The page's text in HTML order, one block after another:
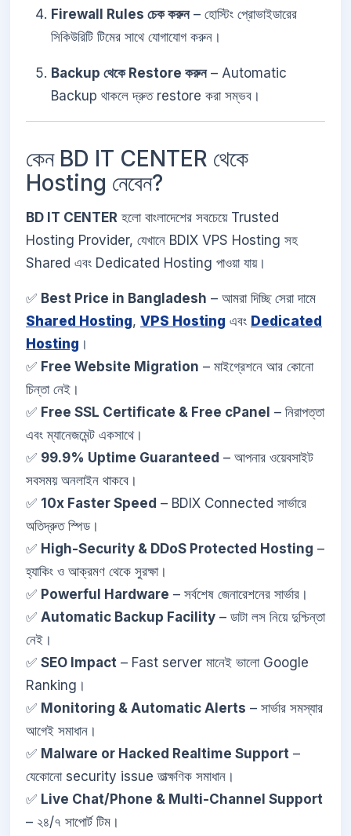
Firewall Rules চেক করুন– হোস্টিং প্রোভাইডারের
সিকিউরিটি টিমের সাথে যোগাযোগ করুন।
Backup থেকে Restore করুন– Automatic
Backup থাকলে দ্রুত restore করা সম্ভব।
কেন BD IT CENTER থেকে
Hosting নেবেন?
BD IT CENTER হলো বাংলাদেশের সবচেয়ে Trusted
Hosting Provider, যেখানে BDIX VPS Hosting সহ
Shared এবং Dedicated Hosting পাওয়া যায়।
✅ Best Price in Bangladesh – আমরা দিচ্ছি সেরা দামে
Shared Hosting, VPS Hosting এবং Dedicated
Hosting ।
✅ Free Website Migration – মাইগ্রেশনে আর কোনো
চিন্তা নেই।
✅ Free SSL Certificate & Free cPanel – নিরাপত্তা
এবং ম্যানেজমেন্ট একসাথে।
✅ 99.9% Uptime Guaranteed – আপনার ওয়েবসাইট
সবসময় অনলাইন থাকবে।
✅ 10x Faster Speed – BDIX Connected সার্ভারে
অতিদ্রুত স্পিড।
✅ High-Security & DDoS Protected Hosting –
হ্যাকিং ও আক্রমণ থেকে সুরক্ষা।
✅ Powerful Hardware – সর্বশেষ জেনারেশনের সার্ভার।
✅ Automatic Backup Facility – ডাটা লস নিয়ে দুশ্চিন্তা
নেই।
✅ SEO Impact – Fast server মানেই ভালো Google
Ranking।
✅ Monitoring & Automatic Alerts – সার্ভার সমস্যার
আগেই সমাধান।
✅ Malware or Hacked Realtime Support –
যেকোনো security issue তাত্ক্ষণিক সমাধান।
✅ Live Chat/Phone & Multi-Channel Support
– ২৪/৭ সাপোর্ট টিম।